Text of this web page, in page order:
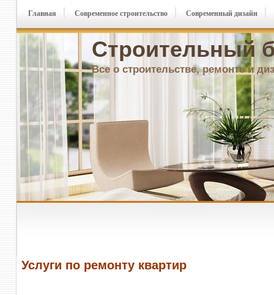
Строительный
Все о строительстве, ремонте и
Главная Современное строительство Современный дизайн
Услуги по ремонту квартир